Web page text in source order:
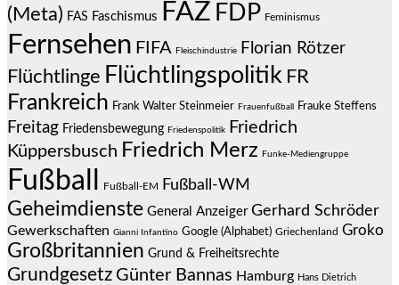
(Meta) FAS Faschismus FAZ FDP Feminismus
Fernsehen FIFA Fleischindustrie Florian Rötzer
Flüchtlinge Flüchtlingspolitik FR
Frankreich Frank Walter Steinmeier Frauenfußball Frauke Steffens
Freitag Friedensbewegung Friedenspolitik
Friedrich
Küppersbusch Friedrich Merz Funke-Mediengruppe
Fußball Fußball-EM Fußball-WM
Geheimdienste General Anzeiger Gerhard Schröder
Gewerkschaften Gianni Infantino Google (Alphabet) Griechenland Groko
Großbritannien Grund & Freiheitsrechte
Grundgesetz Günter Bannas Hamburg Hans Dietrich